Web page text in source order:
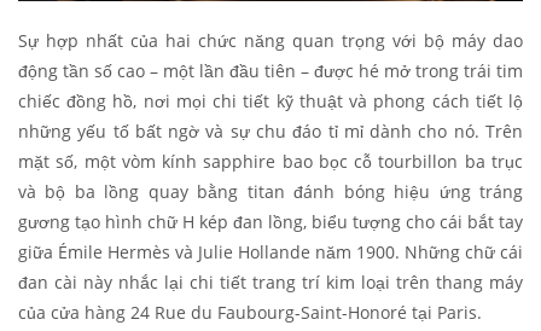
Sự hợp nhất của hai chức năng quan trọng với bộ máy dao
động tần số cao – một lần đầu tiên – được hé mở trong trái tim
chiếc đồng hồ, nơi mọi chi tiết kỹ thuật và phong cách tiết lộ
những yếu tố bất ngờ và sự chu đáo tỉ mỉ dành cho nó. Trên
mặt số, một vòm kính sapphire bao bọc cỗ tourbillon ba trục
và bộ ba lồng quay bằng titan đánh bóng hiệu ứng tráng
gương tạo hình chữ H kép đan lồng, biểu tượng cho cái bắt tay
giữa Émile Hermès và Julie Hollande năm 1900. Những chữ cái
đan cài này nhắc lại chi tiết trang trí kim loại trên thang máy
của cửa hàng 24 Rue du Faubourg-Saint-Honoré tại Paris.